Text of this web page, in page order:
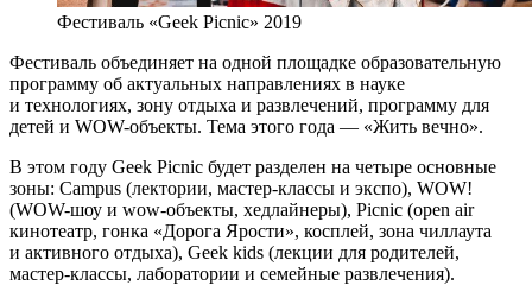
Фестиваль «Geek Picnic» 2019
Фестиваль объединяет на одной площадке образовательную
программу об актуальных направлениях в науке
и технологиях, зону отдыха и развлечений, программу для
детей и WOW-объекты. Тема этого года — «Жить вечно».
В этом году Geek Picnic будет разделен на четыре основные
зоны: Campus (лектории, мастер-классы и экспо), WOW!
(WOW-шоу и wow-объекты, хедлайнеры), Picnic (open air
кинотеатр, гонка «Дорога Ярости», косплей, зона чиллаута
и активного отдыха), Geek kids (лекции для родителей,
мастер-классы, лаборатории и семейные развлечения).